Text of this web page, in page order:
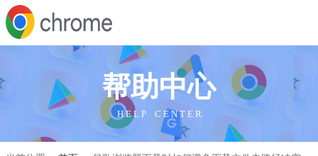
帮助中心
H E L P C E N T E R